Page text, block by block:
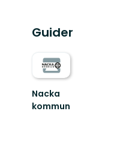
Guider
Nacka
kommun